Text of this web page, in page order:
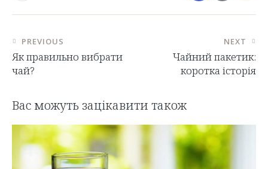
PREVIOUS
Як правильно вибрати
чай?
NEXT
Чайний пакетик:
коротка історія
Вас можуть зацікавити також